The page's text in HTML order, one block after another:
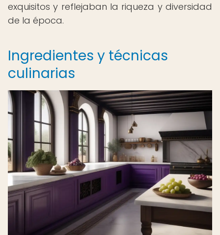
exquisitos y reflejaban la riqueza y diversidad
de la época.
Ingredientes y técnicas
culinarias